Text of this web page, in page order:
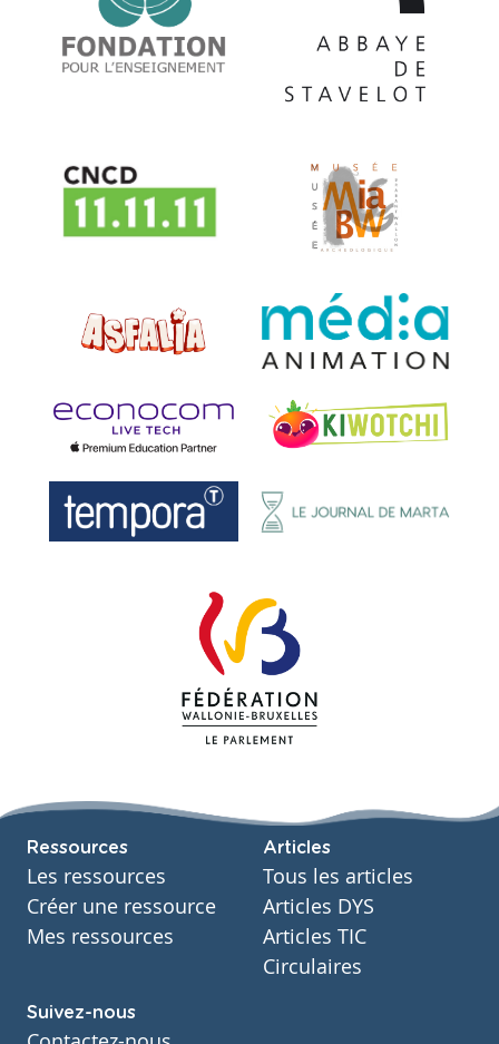
Ressources
Les ressources
Créer une ressource
Mes ressources
Articles
Tous les articles
Articles DYS
Articles TIC
Circulaires
Suivez-nous